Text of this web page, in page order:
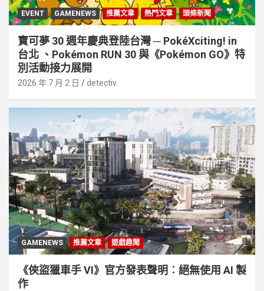
EVENT GAMENEWS 推薦文章 熱門文章 頭條新聞
寶可夢 30 週年慶典登陸台灣 ─ PokéXciting! in
台北 、Pokémon RUN 30 與《Pokémon GO》特
別活動接⼒展開
2026 年 7 月 2 日 detectiv
GAMENEWS 推薦文章 遊戲趣聞
《俠盜獵車手 VI》官方發表聲明︰絕無使用 AI 製
作